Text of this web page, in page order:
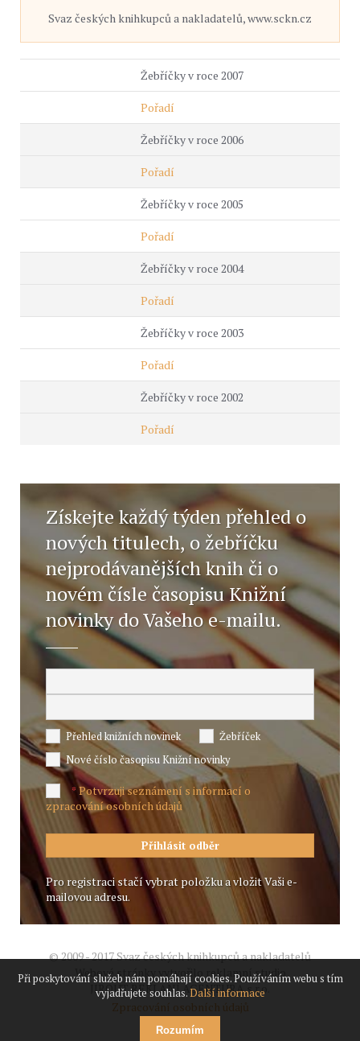
Svaz českých knihkupců a nakladatelů, www.sckn.cz
Žebříčky v roce 2007
Pořadí
Žebříčky v roce 2006
Pořadí
Žebříčky v roce 2005
Pořadí
Žebříčky v roce 2004
Pořadí
Žebříčky v roce 2003
Pořadí
Žebříčky v roce 2002
Pořadí
Získejte každý týden přehled o
nových titulech, o žebříčku
nejprodávanějších knih či o
novém čísle časopisu Knižní
novinky do Vašeho e-mailu.
Přehled knižních novinek
Žebříček
Nové číslo časopisu Knižní novinky
*Potvrzuji seznámení s informací o
zpracování osobních údajů
Pro registraci stačí vybrat položku a vložit Vaši e-
mailovou adresu.
© 2009 - 2017 Svaz českých knihkupců a nakladatelů
Webové stránky vytvořilo reklamní studio
JIROUT REKLANÍ AGENTURA s.r.o.
Zpracování osobních údajů
Při poskytování služeb nám pomáhají cookies. Používáním webu s tím
vyjadřujete souhlas.Další informace
Rozumím